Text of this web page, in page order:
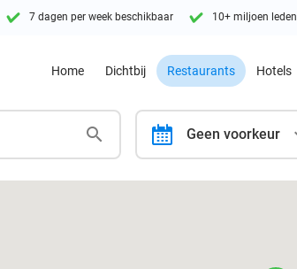
7 dagen per week beschikbaar 10+ miljoen leden
Home Dichtbij Restaurants Hotels
calendar Geen voorkeur